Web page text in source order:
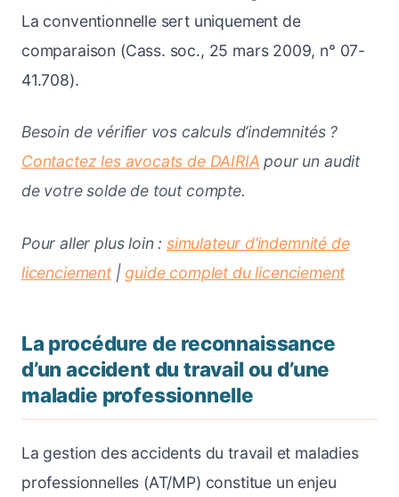
La conventionnelle sert uniquement de
comparaison (Cass. soc., 25 mars 2009, n° 07-
41.708).
Besoin de vérifier vos calculs d’indemnités ?
Contactez les avocats de DAIRIA pour un audit
de votre solde de tout compte.
Pour aller plus loin : simulateur d’indemnité de
licenciement| guide complet du licenciement
La procédure de reconnaissance
d’un accident du travail ou d’une
maladie professionnelle
La gestion des accidents du travail et maladies
professionnelles (AT/MP) constitue un enjeu